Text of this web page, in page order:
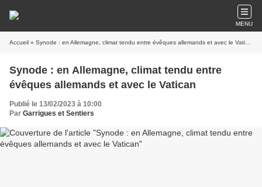
MENU
Accueil » Synode : en Allemagne, climat tendu entre évêques allemands et avec le Vatican
Synode : en Allemagne, climat tendu entre
évêques allemands et avec le Vatican
Publié le 13/02/2023 à 10:00
Par Garrigues et Sentiers